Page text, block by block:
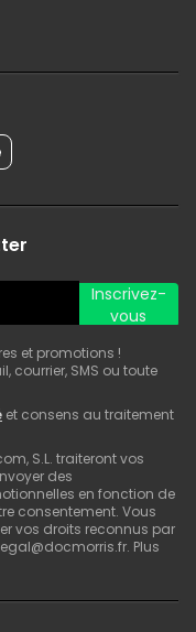
Inscrivez-
vous
et promotions !
courrier, SMS ou toute
et consens au traitement
S.L. traiteront vos
des
en fonction de
consentement. Vous
vos droits reconnus par
Plus